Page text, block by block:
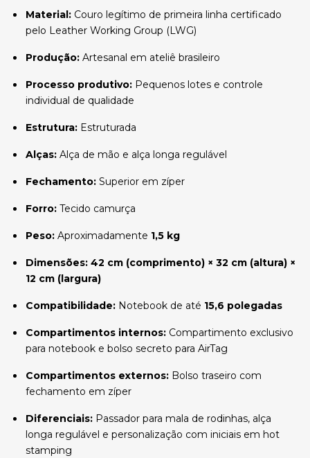
Material: Couro legítimo de primeira linha certificado
pelo Leather Working Group (LWG)
Produção: Artesanal em ateliê brasileiro
Processo produtivo: Pequenos lotes e controle
individual de qualidade
Estrutura: Estruturada
Alças: Alça de mão e alça longa regulável
Fechamento: Superior em zíper
Forro: Tecido camurça
Peso: Aproximadamente 1,5 kg
Dimensões: 42 cm (comprimento) × 32 cm (altura) ×
12 cm (largura)
Compatibilidade: Notebook de até 15,6 polegadas
Compartimentos internos: Compartimento exclusivo
para notebook e bolso secreto para AirTag
Compartimentos externos: Bolso traseiro com
fechamento em zíper
Diferenciais: Passador para mala de rodinhas, alça
longa regulável e personalização com iniciais em hot
stamping